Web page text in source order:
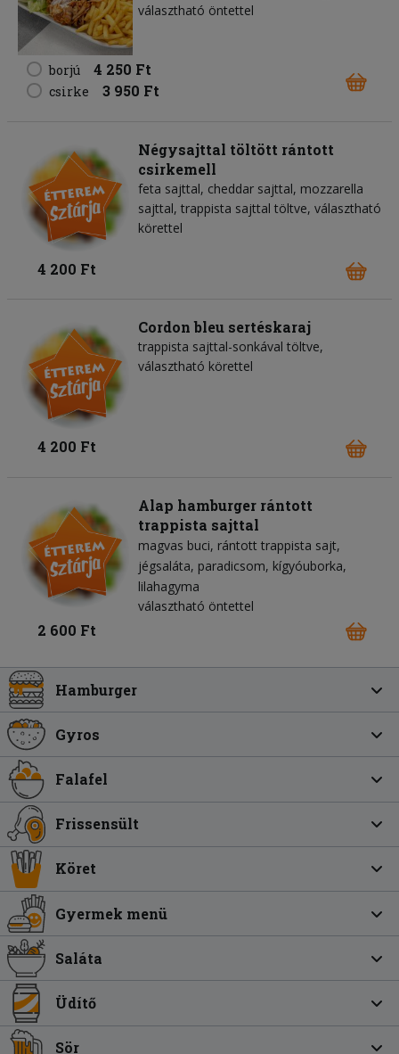
választható öntettel
borjú 4 250 Ft
csirke 3 950 Ft
Négysajttal töltött rántott
csirkemell
feta sajttal, cheddar sajttal, mozzarella
sajttal, trappista sajttal töltve, választható
körettel
4 200 Ft
Cordon bleu sertéskaraj
trappista sajttal-sonkával töltve,
választható körettel
4 200 Ft
Alap hamburger rántott
trappista sajttal
magvas buci rántott trappista sajt
jégsaláta paradicsom kígyóuborka
lilahagyma
választható öntettel
2 600 Ft
Hamburger
Gyros
Falafel
Frissensült
Köret
Gyermek menü
Saláta
Üdítő
Sör